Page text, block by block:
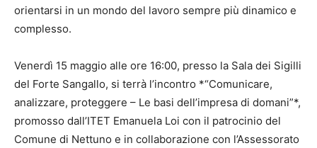
orientarsi in un mondo del lavoro sempre più dinamico e
complesso.
Venerdì 15 maggio alle ore 16:00, presso la Sala dei Sigilli
del Forte Sangallo, si terrà l’incontro *“Comunicare,
analizzare, proteggere – Le basi dell’impresa di domani”*,
promosso dall’ITET Emanuela Loi con il patrocinio del
Comune di Nettuno e in collaborazione con l’Assessorato